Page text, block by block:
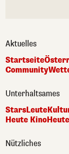
Aktuelles
Startseite
Community
Unterhaltsames
StarsLeute
Heute Kino
Nützliches